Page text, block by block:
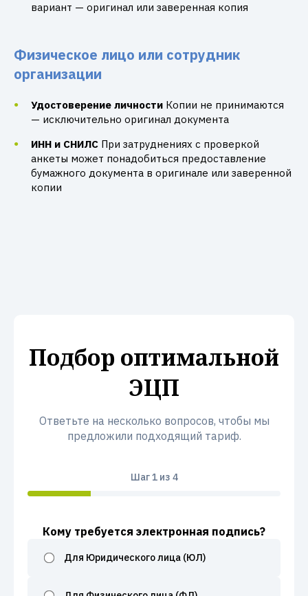
вариант — оригинал или заверенная копия
Физическое лицо или сотрудник
организации
Удостоверение личности Копии не принимаются
— исключительно оригинал документа
ИНН и СНИЛС При затруднениях с проверкой
анкеты может понадобиться предоставление
бумажного документа в оригинале или заверенной
копии
Подбор оптимальной
ЭЦП
Ответьте на несколько вопросов, чтобы мы
предложили подходящий тариф.
Шаг1из 4
Кому требуется электронная подпись?
Для Юридического лица (ЮЛ)